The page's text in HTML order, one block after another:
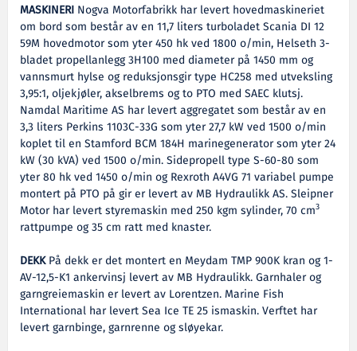
MASKINERI Nogva Motorfabrikk har levert hovedmaskineriet
om bord som består av en 11,7 liters turboladet Scania DI 12
59M hovedmotor som yter 450 hk ved 1800 o/min, Helseth 3-
bladet propellanlegg 3H100 med diameter på 1450 mm og
vannsmurt hylse og reduksjonsgir type HC258 med utveksling
3,95:1, oljekjøler, akselbrems og to PTO med SAEC klutsj.
Namdal Maritime AS har levert aggregatet som består av en
3,3 liters Perkins 1103C-33G som yter 27,7 kW ved 1500 o/min
koplet til en Stamford BCM 184H marinegenerator som yter 24
kW (30 kVA) ved 1500 o/min. Sidepropell type S-60-80 som
yter 80 hk ved 1450 o/min og Rexroth A4VG 71 variabel pumpe
montert på PTO på gir er levert av MB Hydraulikk AS. Sleipner
Motor har levert styremaskin med 250 kgm sylinder, 70 cm3
rattpumpe og 35 cm ratt med knaster.
DEKKPå dekk er det montert en Meydam TMP 900K kran og 1-
AV-12,5-K1 ankervinsj levert av MB Hydraulikk. Garnhaler og
garngreiemaskin er levert av Lorentzen. Marine Fish
International har levert Sea Ice TE 25 ismaskin. Verftet har
levert garnbinge, garnrenne og sløyekar.